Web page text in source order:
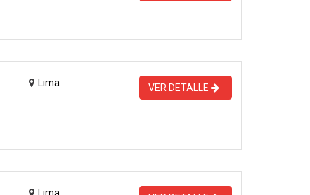
Lima VER DETALLE